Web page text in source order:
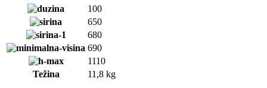
100
650
680
690
1110
Težina
11,8 kg